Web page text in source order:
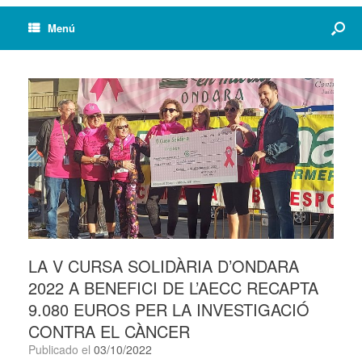
Menú
LA V CURSA SOLIDÀRIA D’ONDARA
2022 A BENEFICI DE L’AECC RECAPTA
9.080 EUROS PER LA INVESTIGACIÓ
CONTRA EL CÀNCER
Publicado el 03/10/2022